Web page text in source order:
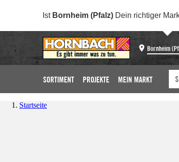
Ist Bornheim (Pfalz) Dein richtiger
Bornheim
SORTIMENT PROJEKTE MEIN MARKT
Startseite